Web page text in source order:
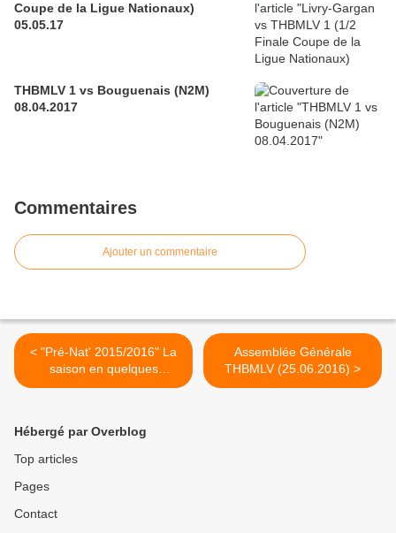
Coupe de la Ligue Nationaux)
05.05.17
THBMLV 1 vs Bouguenais (N2M)
08.04.2017
Commentaires
Ajouter un commentaire
< "Pré-Nat' 2015/2016" La
saison en quelques
chiffres...
Assemblée Générale
THBMLV (25.06.2016) >
Hébergé par Overblog
Top articles
Pages
Contact